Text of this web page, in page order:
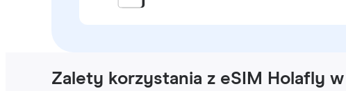
Zalety korzystania z eSIM Holafly